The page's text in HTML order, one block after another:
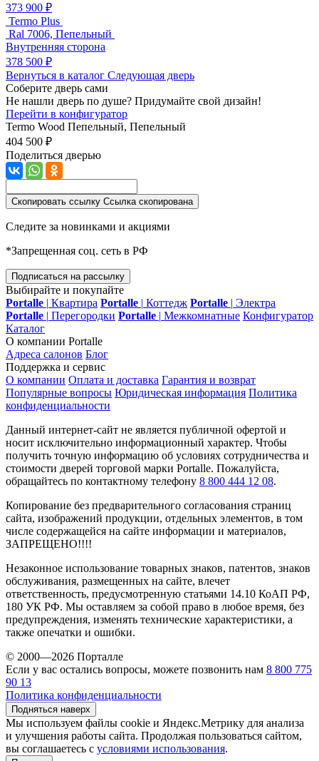
373 900 ₽
Termo Plus
Ral 7006, Пепельный
Внутренняя сторона
378 500 ₽
Вернуться в каталог Следующая дверь
Соберите дверь сами
Не нашли дверь по душе? Придумайте свой дизайн!
Перейти в конфигуратор
Termo Wood Пепельный, Пепельный
404 500 ₽
Поделиться дверью
Скопировать ссылку Ссылка скопирована
Следите за новинками и акциями
*Запрещенная соц. сеть в РФ
Подписаться на рассылку
Выбирайте и покупайте
Portalle | Квартира Portalle | Коттедж Portalle | Электра
Portalle | Перегородки Portalle | Межкомнатные Конфигуратор
Каталог
О компании Portalle
Адреса салонов Блог
Поддержка и сервис
О компании Оплата и доставка Гарантия и возврат
Популярные вопросы Юридическая информация Политика
конфиденциальности
Данный интернет-сайт не является публичной офертой и
носит исключительно информационный характер. Чтобы
получить точную информацию об условиях сотрудничества и
стоимости дверей торговой марки Portalle. Пожалуйста,
обращайтесь по контактному телефону 8 800 444 12 08.
Копирование без предварительного согласования страниц
сайта, изображений продукции, отдельных элементов, в том
числе содержащейся на сайте информации и материалов,
ЗАПРЕЩЕНО!!!!
Незаконное использование товарных знаков, патентов, знаков
обслуживания, размещенных на сайте, влечет
ответственность, предусмотренную статьями 14.10 КоАП РФ,
180 УК РФ. Мы оставляем за собой право в любое время, без
предупреждения, изменять технические характеристики, а
также опечатки и ошибки.
© 2000—2026 Порталле
Если у вас остались вопросы, можете позвонить нам 8 800 775
90 13
Политика конфиденциальности
Подняться наверх
Мы используем файлы cookie и Яндекс.Метрику для анализа
и улучшения работы сайта. Продолжая пользоваться сайтом,
вы соглашаетесь с условиями использования.